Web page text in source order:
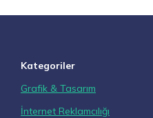
Kategoriler
Grafik & Tasarım
İnternet Reklamcılığı